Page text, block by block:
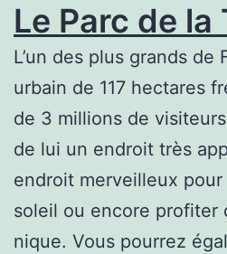
Le Parc de la
L’un des plus grands de
urbain de 117 hectares
de 3 millions de
de lui un endroit très
endroit merveilleux pour
soleil ou encore profiter
nique. Vous pourrez